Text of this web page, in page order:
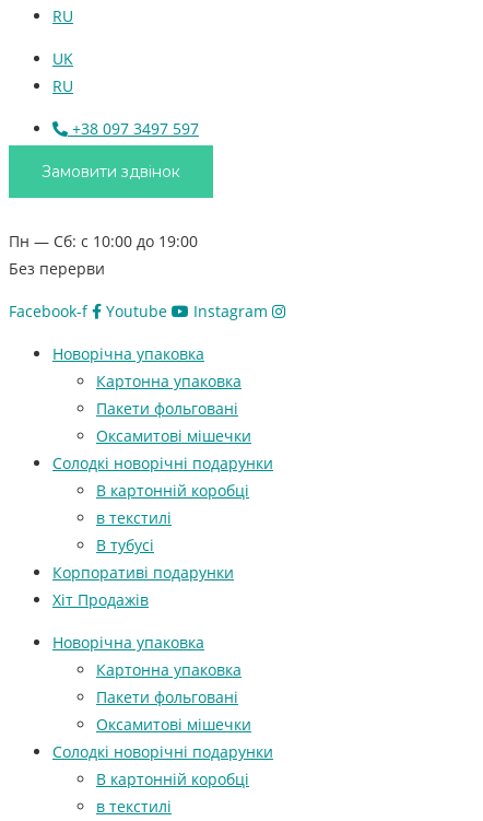
RU
UK
RU
+38 097 3497 597
Замовити здвінок
Пн — Сб: с 10:00 до 19:00
Без перерви
Facebook-f Youtube Instagram
Новорічна упаковка
Картонна упаковка
Пакети фольговані
Оксамитові мішечки
Солодкі новорічні подарунки
В картонній коробці
в текстилі
В тубусі
Корпоративі подарунки
Хіт Продажів
Новорічна упаковка
Картонна упаковка
Пакети фольговані
Оксамитові мішечки
Солодкі новорічні подарунки
В картонній коробці
в текстилі